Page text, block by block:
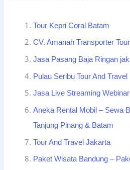
Tour Kepri Coral Batam
CV. Amanah Transporter
Jasa Pasang Baja Ringan
Pulau Seribu Tour And Travel
Jasa Live Streaming
Aneka Rental Mobil – Sewa
Tanjung Pinang & Batam
Tour And Travel Jakarta
Paket Wisata Bandung –